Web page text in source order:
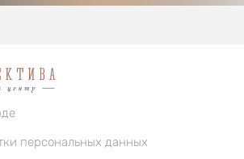
персональных данных